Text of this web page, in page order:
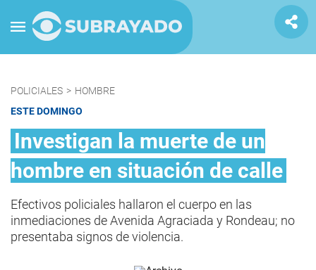
POLICIALES > HOMBRE
ESTE DOMINGO
Investigan la muerte de un
hombre en situación de calle
Efectivos policiales hallaron el cuerpo en las
inmediaciones de Avenida Agraciada y Rondeau; no
presentaba signos de violencia.